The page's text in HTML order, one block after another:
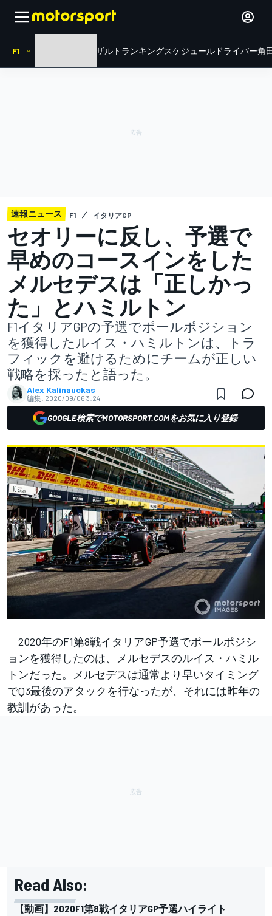
F1 リザルト ランキングスケジュール ドライバー角
速報ニュース F1 イタリアGP
セオリーに反し、予選で
早めのコースインをした
メルセデスは「正しかっ
た」とハミルトン
F1イタリアGPの予選でポールポジション
を獲得したルイス・ハミルトンは、トラ
フィックを避けるためにチームが正しい
戦略を採ったと語った。
Alex Kalinauckas
編集: 2020/09/06 3:24
GOOGLE検索でMOTORSPORT.COMをお気に入り登録
2020年のF1第8戦イタリアGP予選でポールポジシ
ョンを獲得したのは、メルセデスのルイス・ハミル
トンだった。メルセデスは通常より早いタイミング
でQ3最後のアタックを行なったが、それには昨年の
教訓があった。
Read Also:
【動画】2020F1第8戦イタリアGP予選ハイライト